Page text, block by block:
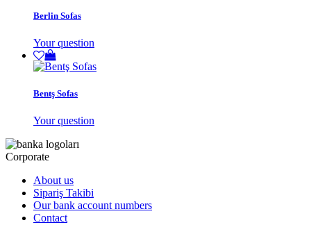
Berlin Sofas
Your question
Bentş Sofas
Your question
Corporate
About us
Sipariş Takibi
Our bank account numbers
Contact